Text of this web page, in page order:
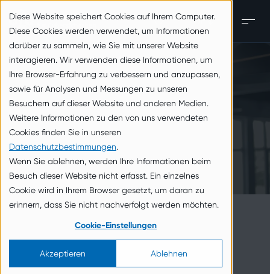
Diese Website speichert Cookies auf Ihrem Computer.
Diese Cookies werden verwendet, um Informationen
darüber zu sammeln, wie Sie mit unserer Website
interagieren. Wir verwenden diese Informationen, um
Ihre Browser-Erfahrung zu verbessern und anzupassen,
sowie für Analysen und Messungen zu unseren
Besuchern auf dieser Website und anderen Medien.
Weitere Informationen zu den von uns verwendeten
Cookies finden Sie in unseren
Datenschutzbestimmungen.
Wenn Sie ablehnen, werden Ihre Informationen beim
Besuch dieser Website nicht erfasst. Ein einzelnes
Cookie wird in Ihrem Browser gesetzt, um daran zu
erinnern, dass Sie nicht nachverfolgt werden möchten.
Cookie-Einstellungen
Akzeptieren Ablehnen
zum Inhalt springen
DE